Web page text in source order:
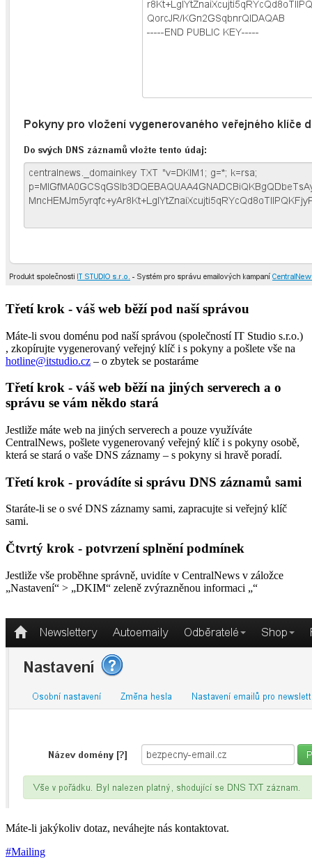
Třetí krok - váš web běží pod naší správou
Máte-li svou doménu pod naší správou (společností IT Studio s.r.o.)
, zkopírujte vygenerovaný veřejný klíč i s pokyny a pošlete vše na
hotline@itstudio.cz – o zbytek se postaráme
Třetí krok - váš web běží na jiných serverech a o
správu se vám někdo stará
Jestliže máte web na jiných serverech a pouze využíváte
CentralNews, pošlete vygenerovaný veřejný klíč i s pokyny osobě,
která se stará o vaše DNS záznamy – s pokyny si hravě poradí.
Třetí krok - provádíte si správu DNS záznamů sami
Staráte-li se o své DNS záznamy sami, zapracujte si veřejný klíč
sami.
Čtvrtý krok - potvrzení splnění podmínek
Jestliže vše proběhne správně, uvidíte v CentralNews v záložce
„Nastavení“ > „DKIM“ zeleně zvýrazněnou informaci „“
Máte-li jakýkoliv dotaz, neváhejte nás kontaktovat.
#Mailing